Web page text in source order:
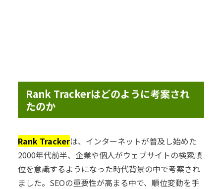
Rank Trackerはどのように考案され
たのか
Rank Trackerは、インターネットが普及し始めた
2000年代前半、企業や個人がウェブサイトの検索順
位を意識するようになった時代背景の中で考案され
ました。SEOの重要性が高まる中で、順位変動を手